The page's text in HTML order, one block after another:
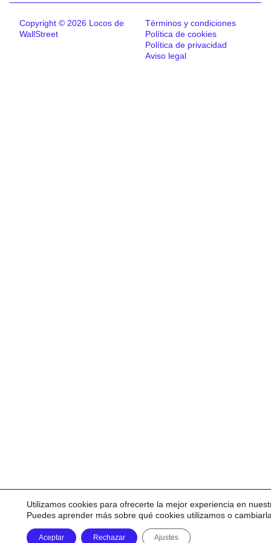
Copyright © 2026 Locos de
WallStreet
Términos y condiciones
Política de cookies
Política de privacidad
Aviso legal
Utilizamos cookies para ofrecerte la mejor experiencia en
Puedes aprender más sobre qué cookies utilizamos o
Aceptar Rechazar Ajustes